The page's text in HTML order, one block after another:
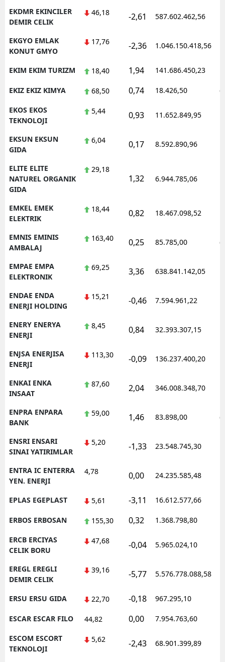
EKDMR EKINCILER
DEMIR CELIK
46,18 -2,61 587.602.462,56
EKGYO EMLAK
KONUT GMYO
17,76 -2,36 1.046.150.418,56
EKIM EKIM TURIZM 18,40 1,94 141.686.450,23
EKIZ EKIZ KIMYA 68,50 0,74 18.426,50
EKOS EKOS
TEKNOLOJI
5,44 0,93 11.652.849,95
EKSUN EKSUN
GIDA
6,04 0,17 8.592.890,96
ELITE ELITE
NATUREL ORGANIK
GIDA
29,18
1,32 6.944.785,06
EMKEL EMEK
ELEKTRIK
18,44 0,82 18.467.098,52
EMNIS EMINIS
AMBALAJ
163,40 0,25 85.785,00
EMPAE EMPA
ELEKTRONIK
69,25 3,36 638.841.142,05
ENDAE ENDA
ENERJI HOLDING
15,21 -0,46 7.594.961,22
ENERY ENERYA
ENERJI
8,45 0,84 32.393.307,15
ENJSA ENERJISA
ENERJI
113,30 -0,09 136.237.400,20
ENKAI ENKA
INSAAT
87,60 2,04 346.008.348,70
ENPRA ENPARA
BANK
59,00 1,46 83.898,00
ENSRI ENSARI
SINAI YATIRIMLAR
5,20 -1,33 23.548.745,30
ENTRA IC ENTERRA
YEN. ENERJI
4,78 0,00 24.235.585,48
EPLAS EGEPLAST 5,61 -3,11 16.612.577,66
ERBOS ERBOSAN 155,30 0,32 1.368.798,80
ERCB ERCIYAS
CELIK BORU
47,68 -0,04 5.965.024,10
EREGL EREGLI
DEMIR CELIK
39,16 -5,77 5.576.778.088,58
ERSU ERSU GIDA 22,70 -0,18 967.295,10
ESCAR ESCAR FILO 44,82 0,00 7.954.763,60
ESCOM ESCORT
TEKNOLOJI
5,62 -2,43 68.901.399,89